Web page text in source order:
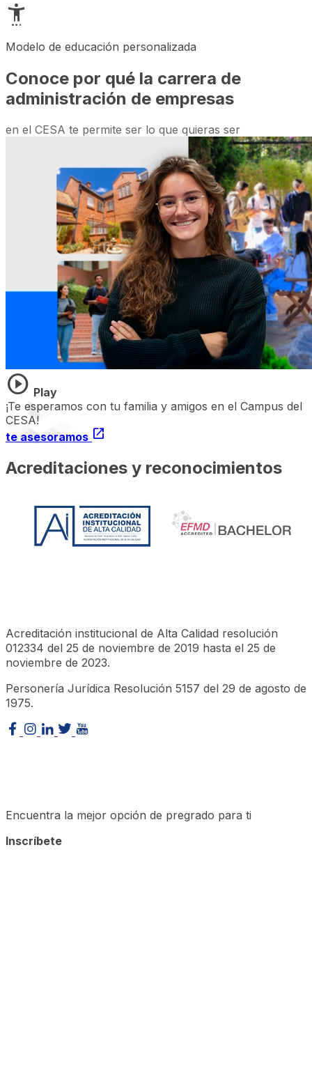
settings_accessibility
Modelo de educación personalizada
Conoce por qué la carrera de
administración de empresas
en el CESA te permite ser lo que quieras ser
play_circle Play
¡Te esperamos con tu familia y amigos en el Campus del
CESA!
te asesoramos open_in_new
Acreditaciones y reconocimientos
Acreditación institucional de Alta Calidad resolución
012334 del 25 de noviembre de 2019 hasta el 25 de
noviembre de 2023.
Personería Jurídica Resolución 5157 del 29 de agosto de
1975.
Encuentra la mejor opción de pregrado para ti
Inscríbete